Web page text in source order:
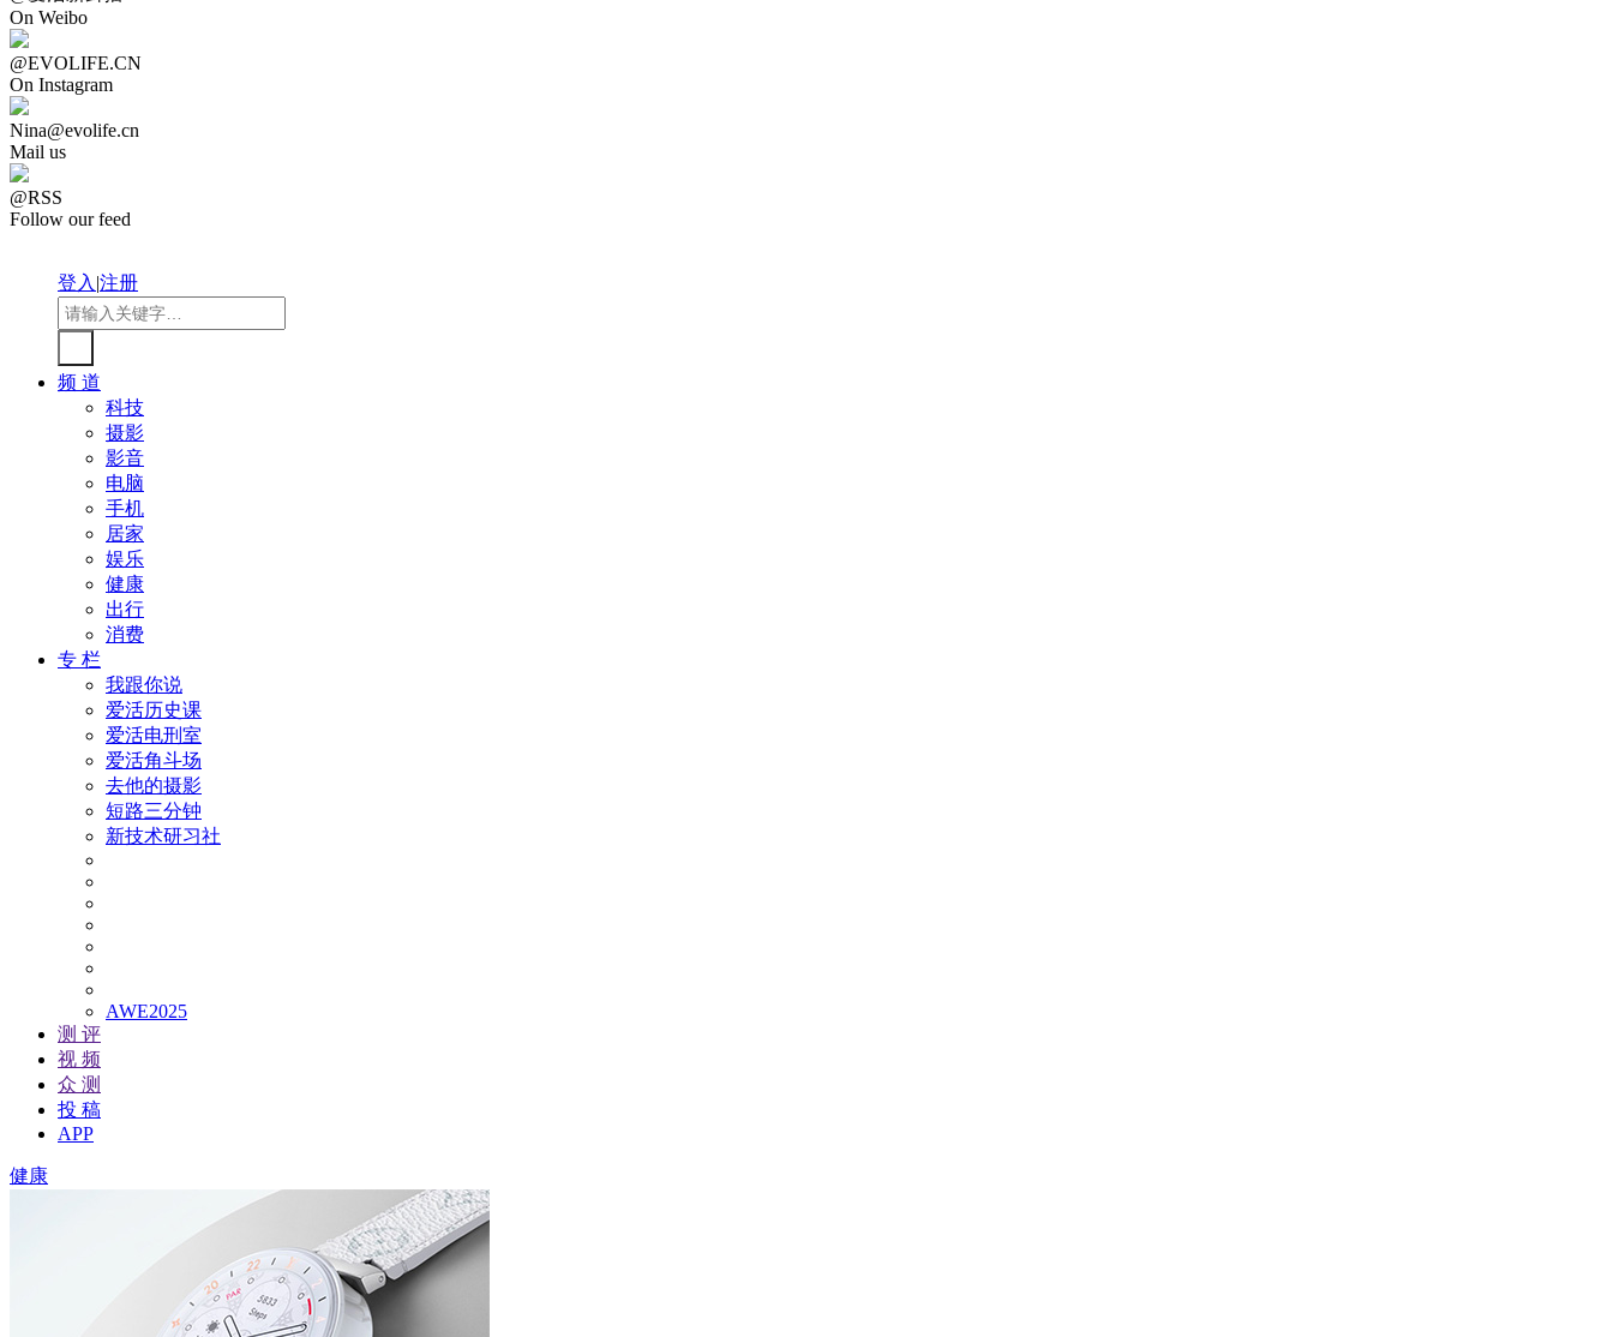
On Weibo
@EVOLIFE.CN
On Instagram
Nina@evolife.cn
Mail us
@RSS
Follow our feed
登入|注册
频 道
科技
摄影
影音
电脑
手机
居家
娱乐
健康
出行
消费
专 栏
我跟你说
爱活历史课
爱活电刑室
爱活角斗场
去他的摄影
短路三分钟
新技术研习社
AWE2025
测 评
视 频
众 测
投 稿
APP
健康